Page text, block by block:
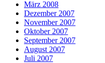
März 2008
Dezember 2007
November 2007
Oktober 2007
September 2007
August 2007
Juli 2007